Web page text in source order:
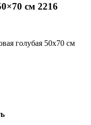
см 2216
голубая 50x70 см